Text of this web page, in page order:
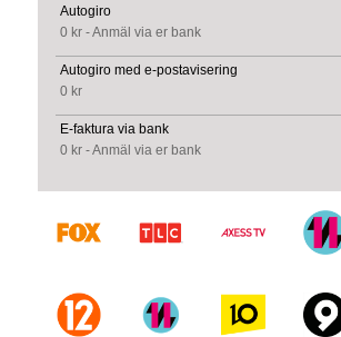
Autogiro
0 kr - Anmäl via er bank
Autogiro med e-postavisering
0 kr
E-faktura via bank
0 kr - Anmäl via er bank